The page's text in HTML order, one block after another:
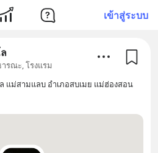
เข้าสู่ระบบ
รณะ, โรงแรม
แม่สามแลบ อำเภอสบเมย แม่ฮ่องสอน